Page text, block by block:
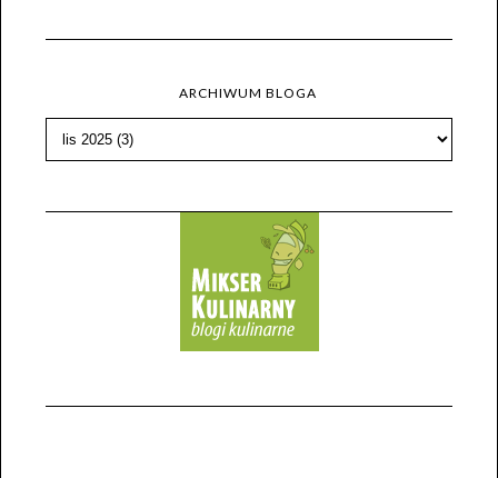
ARCHIWUM BLOGA